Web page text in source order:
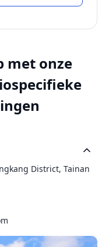
met onze
District, Tainan